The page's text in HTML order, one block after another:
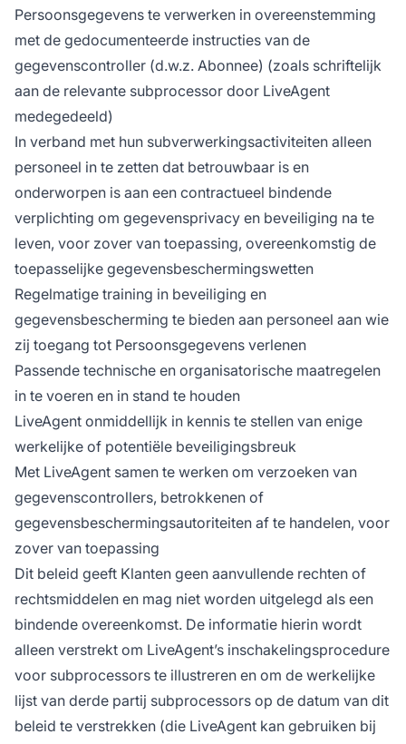
Persoonsgegevens te verwerken in overeenstemming
met de gedocumenteerde instructies van de
gegevenscontroller (d.w.z. Abonnee) (zoals schriftelijk
aan de relevante subprocessor door LiveAgent
medegedeeld)
In verband met hun subverwerkingsactiviteiten alleen
personeel in te zetten dat betrouwbaar is en
onderworpen is aan een contractueel bindende
verplichting om gegevensprivacy en beveiliging na te
leven, voor zover van toepassing, overeenkomstig de
toepasselijke gegevensbeschermingswetten
Regelmatige training in beveiliging en
gegevensbescherming te bieden aan personeel aan wie
zij toegang tot Persoonsgegevens verlenen
Passende technische en organisatorische maatregelen
in te voeren en in stand te houden
LiveAgent onmiddellijk in kennis te stellen van enige
werkelijke of potentiële beveiligingsbreuk
Met LiveAgent samen te werken om verzoeken van
gegevenscontrollers, betrokkenen of
gegevensbeschermingsautoriteiten af te handelen, voor
zover van toepassing
Dit beleid geeft Klanten geen aanvullende rechten of
rechtsmiddelen en mag niet worden uitgelegd als een
bindende overeenkomst. De informatie hierin wordt
alleen verstrekt om LiveAgent’s inschakelingsprocedure
voor subprocessors te illustreren en om de werkelijke
lijst van derde partij subprocessors op de datum van dit
beleid te verstrekken (die LiveAgent kan gebruiken bij